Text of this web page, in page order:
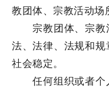
教团体、宗教活动场
宗教团体、宗教
法、法律、法规和
社会稳定。
任何组织或者个